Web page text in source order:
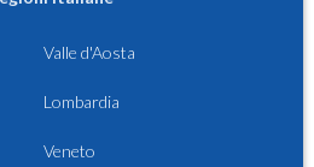
Valle d'Aosta
Lombardia
Veneto